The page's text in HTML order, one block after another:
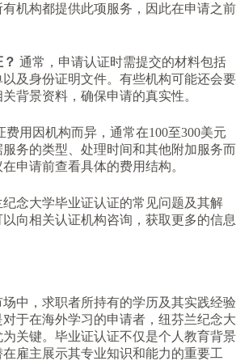
机构都提供此项服务，因此在申请之前
通常，申请认证时需提交的材料包括
及身份证明文件。有些机构可能还会要
背景资料，确保申请的真实性。
费用因机构而异，通常在100至300美元
务的类型、处理时间和其他附加服务而
申请前查看具体的费用结构。
念大学毕业证认证的常见问题及其解
向相关认证机构咨询，获取更多的信息
中，求职者所持有的学历及其实践经验
于在海外学习的申请者，纽芬兰纪念大
关键。毕业证认证不仅是个人教育背景
雇主展示其专业知识和能力的重要工